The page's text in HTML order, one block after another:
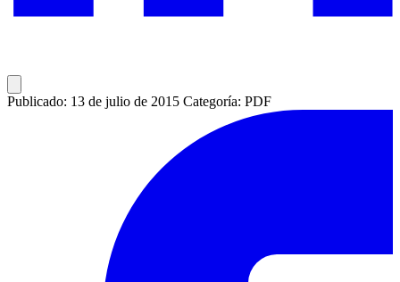
Publicado: 13 de julio de 2015 Categoría: PDF